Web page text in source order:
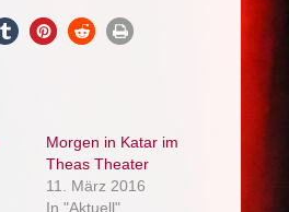
Morgen in Katar im
Theas Theater
11. März 2016
In "Aktuell"